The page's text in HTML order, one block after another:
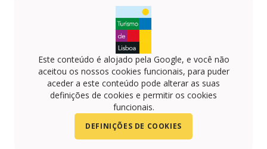
Este conteúdo é alojado pela Google, e você não
aceitou os nossos cookies funcionais, para puder
aceder a este conteúdo pode alterar as suas
definições de cookies e permitir os cookies
funcionais.
DEFINIÇÕES DE COOKIES